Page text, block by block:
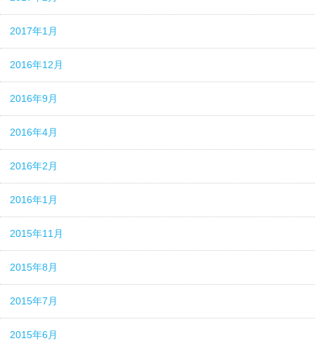
2017年1月
2016年12月
2016年9月
2016年4月
2016年2月
2016年1月
2015年11月
2015年8月
2015年7月
2015年6月